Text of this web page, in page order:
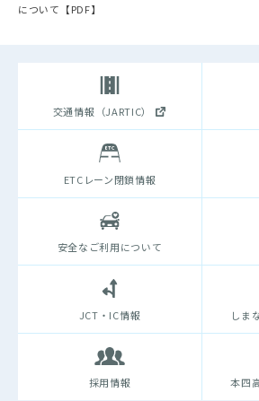
について【PDF】
交通情報（JARTIC）
ETCレーン閉鎖情報
安全なご利用について
JCT・IC情報 しま
採用情報 本四